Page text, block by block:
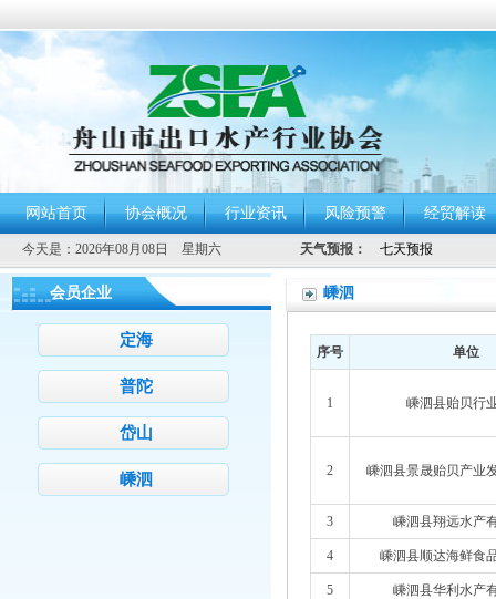
网站首页 协会概况 行业资讯 风险预警 经贸解读
今天是： 2026年08月08日 星期六 天气预报：
会员企业
定海
普陀
岱山
嵊泗
嵊泗
序号 单位
1 嵊泗县贻贝行
2 嵊泗县景晟贻贝产业
3 嵊泗县翔远水产
4 嵊泗县顺达海鲜食
5 嵊泗县华利水产